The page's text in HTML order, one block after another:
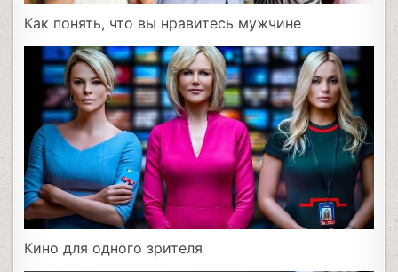
Как понять, что вы нравитесь мужчине
Кино для одного зрителя